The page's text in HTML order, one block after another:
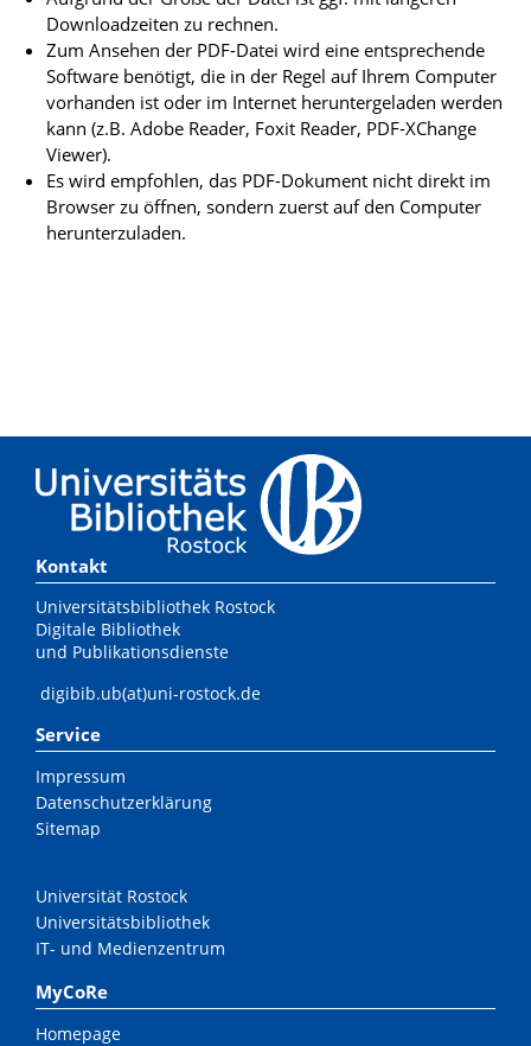
Downloadzeiten zu rechnen.
Zum Ansehen der PDF-Datei wird eine entsprechende
Software benötigt, die in der Regel auf Ihrem Computer
vorhanden ist oder im Internet heruntergeladen werden
kann (z.B. Adobe Reader, Foxit Reader, PDF-XChange
Viewer).
Es wird empfohlen, das PDF-Dokument nicht direkt im
Browser zu öffnen, sondern zuerst auf den Computer
herunterzuladen.
Kontakt
Universitätsbibliothek Rostock
Digitale Bibliothek
und Publikationsdienste
digibib.ub(at)uni-rostock.de
Service
Impressum
Datenschutzerklärung
Sitemap
Universität Rostock
Universitätsbibliothek
IT- und Medienzentrum
MyCoRe
Homepage